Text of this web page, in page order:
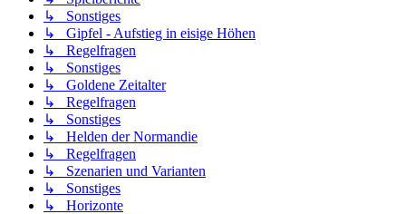
↳ Sonstiges
↳ Gipfel - Aufstieg in eisige Höhen
↳ Regelfragen
↳ Sonstiges
↳ Goldene Zeitalter
↳ Regelfragen
↳ Sonstiges
↳ Helden der Normandie
↳ Regelfragen
↳ Szenarien und Varianten
↳ Sonstiges
↳ Horizonte